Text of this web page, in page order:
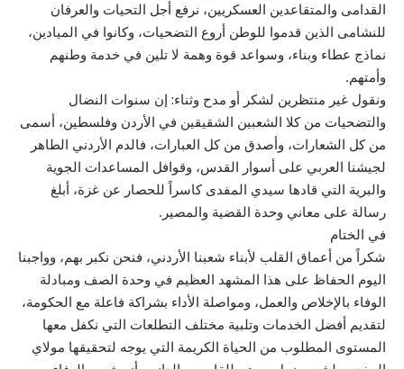
القدامى والمتقاعدين العسكريين، نرفع أجل التحيات والعرفان
للنشامى الذين قدموا للوطن أروع التضحيات، وكانوا في الميادين،
نماذج عطاء وبناء، وسواعد قوة وهمة لا تلين في خدمة وطنهم
وأمتهم.
ونقول غير منتظرين لشكر أو مدح وثناء: إن سنوات النضال
والتضحيات من كلا الشعبين الشقيقين في الأردن وفلسطين، أسمى
من كل الشعارات، وأصدق من كل العبارات، فالدم الأردني الطاهر
لجيشنا العربي على أسوار القدس، وقوافل المساعدات الجوية
والبرية التي قادها سيدي المفدى كاسراً للحصار عن غزة، أبلغ
رسالة على معاني وحدة القضية والمصير.
في الختام
شكراً من أعماق القلب لأبناء شعبنا الأردني، فنحن نكبر بهم، وواجبنا
اليوم الحفاظ على هذا المشهد العظيم في وحدة الصف ومبادلة
الوفاء بالإخلاص والعمل، ومواصلة الأداء بشراكة فاعلة مع الحكومة،
لتقديم أفضل الخدمات وتلبية مختلف التطلعات التي نكفل معها
المستوى المطلوب من الحياة الكريمة التي يوجه لتحقيقها مولاي